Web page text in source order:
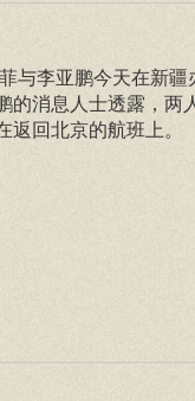
与李亚鹏今天在新疆
的消息人士透露，两
回北京的航班上。